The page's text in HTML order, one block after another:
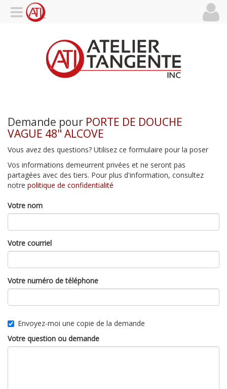
Demande pour PORTE DE DOUCHE
VAGUE 48" ALCOVE
Vous avez des questions? Utilisez ce formulaire pour la poser
Vos informations demeurrent privées et ne seront pas
partagées avec des tiers. Pour plus d'information, consultez
notre politique de confidentialité
Votre nom
Votre courriel
Votre numéro de téléphone
Envoyez-moi une copie de la demande
Votre question ou demande